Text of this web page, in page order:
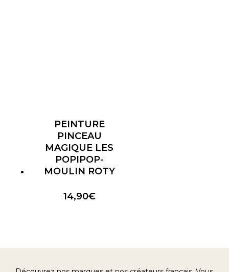
PEINTURE
PINCEAU
MAGIQUE LES
POPIPOP-
MOULIN ROTY
14,90€